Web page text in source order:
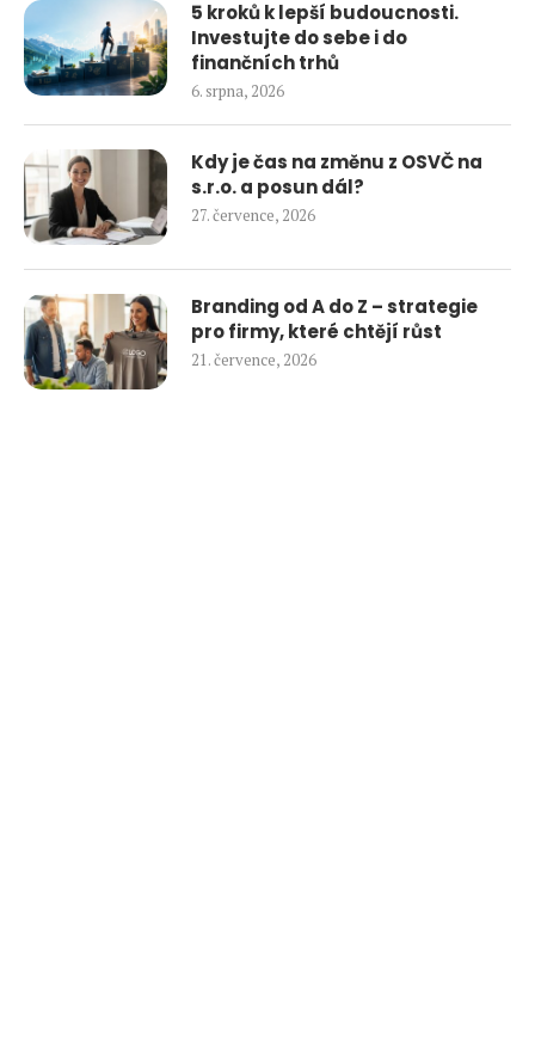
5 kroků k lepší budoucnosti.
Investujte do sebe i do
finančních trhů
6. srpna, 2026
Kdy je čas na změnu z OSVČ na
s.r.o. a posun dál?
27. července, 2026
Branding od A do Z – strategie
pro firmy, které chtějí růst
21. července, 2026